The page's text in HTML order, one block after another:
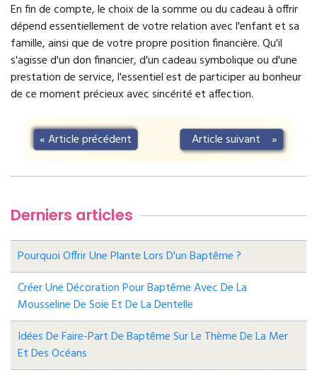
En fin de compte, le choix de la somme ou du cadeau à offrir
dépend essentiellement de votre relation avec l'enfant et sa
famille, ainsi que de votre propre position financière. Qu'il
s'agisse d'un don financier, d'un cadeau symbolique ou d'une
prestation de service, l'essentiel est de participer au bonheur
de ce moment précieux avec sincérité et affection.
«Article précédent Article suivant »
Derniers articles
Pourquoi Offrir Une Plante Lors D'un Baptême ?
Créer Une Décoration Pour Baptême Avec De La
Mousseline De Soie Et De La Dentelle
Idées De Faire-Part De Baptême Sur Le Thème De La Mer
Et Des Océans